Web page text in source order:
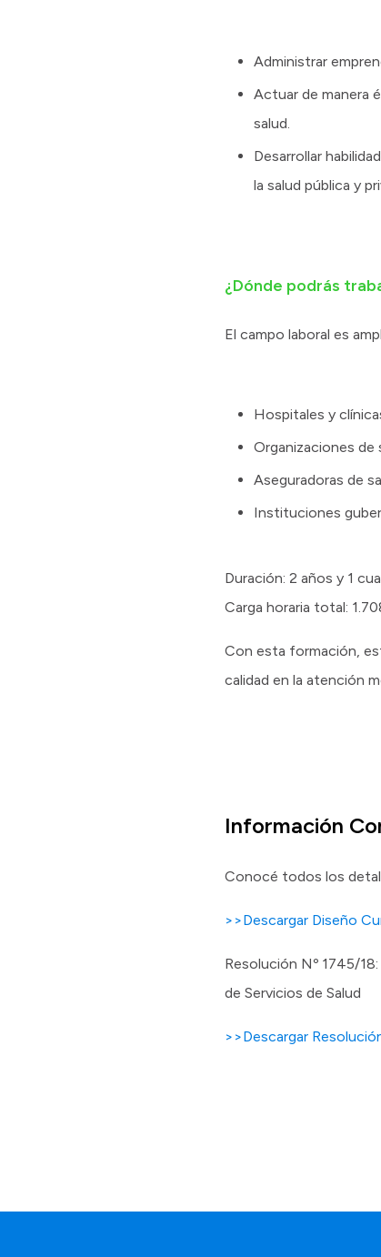
Administrar
Actuar de manera
salud.
Desarrollar
la salud pública y
¿Dónde podrás
El campo laboral es
Hospitales y
Organizaciones de
Aseguradoras de
Instituciones
Duración: 2 años y 1
Carga horaria total:
Con esta formación,
calidad en la atención
Información
Conocé todos los
>>Descargar Diseño
Resolución Nº 1745/
de Servicios de Salud
>>Descargar